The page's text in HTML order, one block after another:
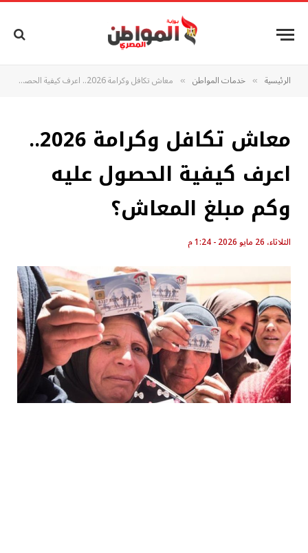
الرئيسية » خدمات المواطن » معاش تكافل وكرامة 2026.. اعرف كيفية الحصول عليه وكم مبلغ المعاش؟
معاش تكافل وكرامة 2026..
اعرف كيفية الحصول عليه
وكم مبلغ المعاش؟
الثلاثاء، 26 مايو 2026 - 1:24 م